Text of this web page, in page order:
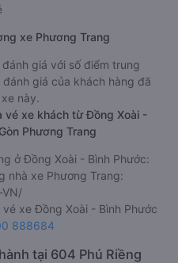
xe Phương Trang
giá với số điểm trung
giá của khách hàng đã
này.
vé xe khách từ Đồng Xoài -
Phương Trang
ở Đồng Xoài - Bình Phước:
nhà xe Phương Trang:
xe Đồng Xoài - Bình Phước
888684
tại 604 Phú Riềng